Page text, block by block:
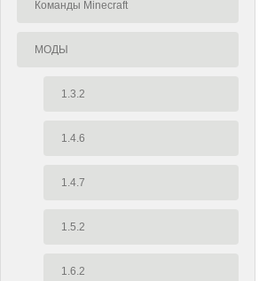
Команды Minecraft
МОДЫ
1.3.2
1.4.6
1.4.7
1.5.2
1.6.2